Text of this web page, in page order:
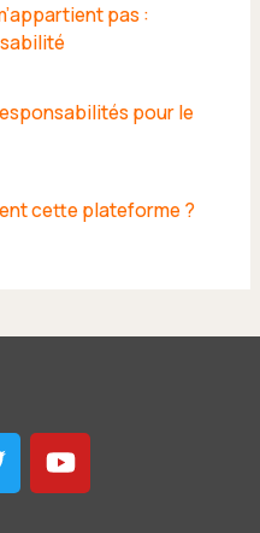
pas :
pour le
cette plateforme ?
Y
o
u